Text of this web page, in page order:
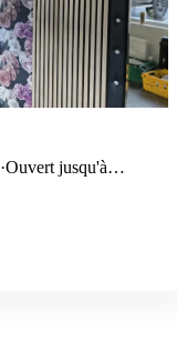
·Ouvert jusqu'à